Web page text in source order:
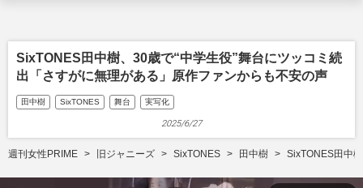
SixTONES田中樹、30歳で“中学生役”舞台にツッコミ続
出「さすがに無理がある」原作ファンからも不安の声
田中樹 SixTONES 舞台 実写化
2025/6/27
週刊女性PRIME 旧ジャニーズ SixTONES 田中樹 SixTONES田中